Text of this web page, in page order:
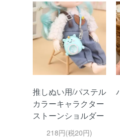
推しぬい用/パステル
カラーキャラクター
ストーンショルダー
218円(税20円)